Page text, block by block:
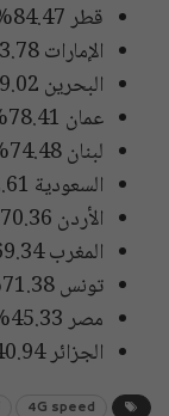
قطر 84.47%
الإمارات 83.78%
البحرين 79.02%
عمان 78.41%
لبنان 74.48%
السعودية 72.61%
الأردن 70.36%
المغرب 69.34%
تونس 71.38%
مصر 45.33%
الجزائر 40.94%
4G speed